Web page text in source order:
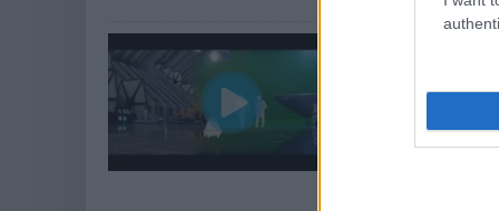
életre a csapat